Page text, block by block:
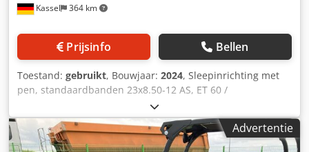
Kassel 364 km
Prijsinfo Bellen
Toestand: gebruikt, Bouwjaar: 2024, Sleepinrichting met
pen, standaardbanden 23x8.50-12 AS, ET 60 /
aanbouwframe voor wiellader-WS type SWH, hydraulische
lichtgoedbak mini, rechthoekig 0,90 m / 315 l met
bestuurdersbeschermdak, Kubota dieselmotor D902 16,2
kW = 22 pk, First Edition uitrusting. Dcsdpfx Astvf Rasb Rsk
Advertentie